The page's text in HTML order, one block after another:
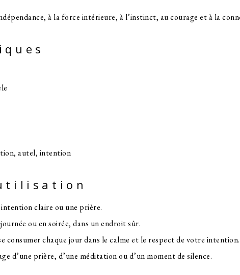
à la force intérieure, à l’instinct, au courage et à la
autel, intention
claire ou une prière.
ou en soirée, dans un endroit sûr.
consumer chaque jour dans le calme et le respect de votre intention.
d’une prière, d’une méditation ou d’un moment de silence.